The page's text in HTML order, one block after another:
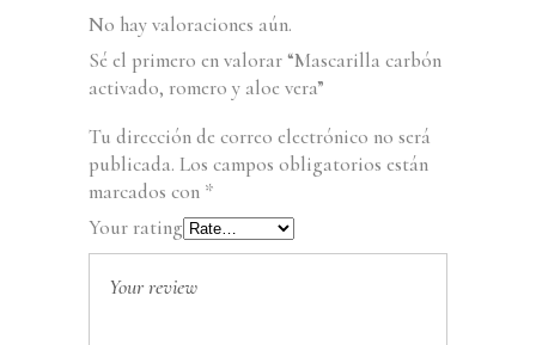
No hay valoraciones aún.
Sé el primero en valorar “Mascarilla carbón
activado, romero y aloe vera”
Tu dirección de correo electrónico no será
publicada. Los campos obligatorios están
marcados con *
Your rating